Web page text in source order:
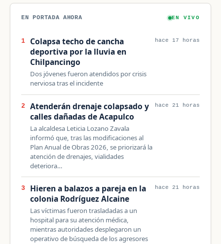
EN PORTADA AHORA EN VIVO
1
Colapsa techo de cancha
deportiva por la lluvia en
Chilpancingo
Dos jóvenes fueron atendidos por crisis
nerviosa tras el incidente
hace 17 horas
2
Atenderán drenaje colapsado y
calles dañadas de Acapulco
La alcaldesa Leticia Lozano Zavala
informó que, tras las modificaciones al
Plan Anual de Obras 2026, se priorizará la
atención de drenajes, vialidades
deteriora…
hace 21 horas
3
Hieren a balazos a pareja en la
colonia Rodríguez Alcaine
Las víctimas fueron trasladadas a un
hospital para su atención médica,
mientras autoridades desplegaron un
operativo de búsqueda de los agresores
hace 21 horas